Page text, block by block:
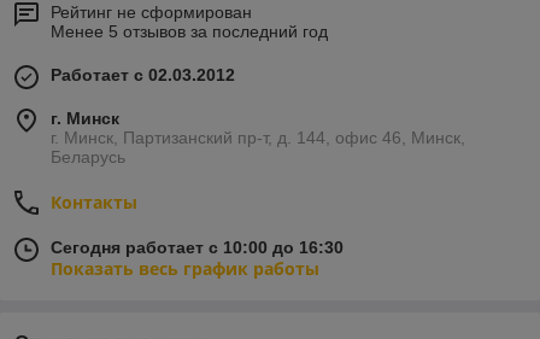
Рейтинг не сформирован
Менее 5 отзывов за последний год
Работает с 02.03.2012
г. Минск
г. Минск, Партизанский пр-т, д. 144, офис 46, Минск,
Беларусь
Контакты
Сегодня работает с 10:00 до 16:30
Показать весь график работы